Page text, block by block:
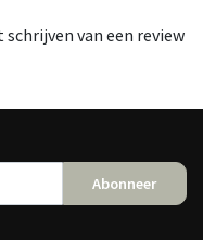
van een review
Abonneer